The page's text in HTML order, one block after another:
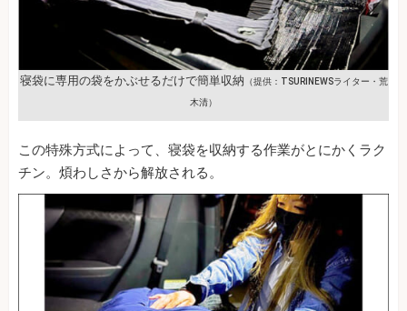
寝袋に専用の袋をかぶせるだけで簡単収納 （提供：TSURINEWSライター・荒
木清）
この特殊方式によって、寝袋を収納する作業がとにかくラク
チン。煩わしさから解放される。